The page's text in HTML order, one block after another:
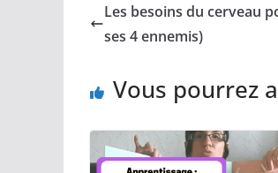
Les besoins du cerveau
ses 4 ennemis)
Vous pourrez